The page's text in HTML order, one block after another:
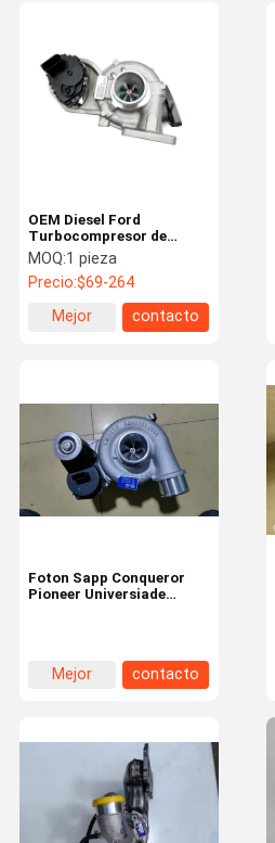
OEM Diesel Ford
Turbocompresor de
reemplazo 2.0T
GTE1446VKZ 850229-
5004S
MOQ:1 pieza
Precio:$69-264
Mejor
contacto
Foton Sapp Conqueror
Pioneer Universiade
Turboalimentador BV43
53039700668 0667
Mejor
contacto